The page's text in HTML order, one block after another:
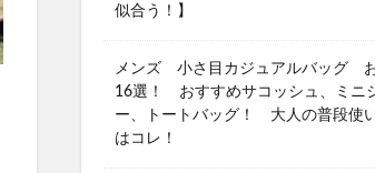
似合う！】
メンズ 小さ目カジュアルバッグ
16選！ おすすめサコッシュ、ミニ
ー、トートバッグ！ 大人の普段使
はコレ！